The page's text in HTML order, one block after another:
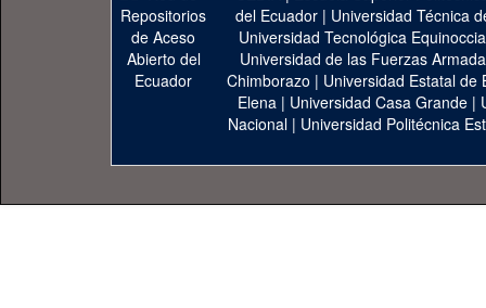
del Ecuador| Universidad Técnica
Universidad Tecnológica
Universidad de las Fuerzas
Chimborazo | Universidad Estatal de
Elena | Universidad Casa Grande |
Nacional | Universidad Politécnica